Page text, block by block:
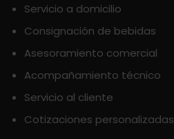
SALSAS
SAZONES
SNACKS
ARIENZO DE MARQUEZ
ATLANTICO
AVALON
Servicio a domicilio
Consignación de bebidas
Asesoramiento comercial
Acompañamiento técnico
Servicio al cliente
Cotizaciones personalizadas